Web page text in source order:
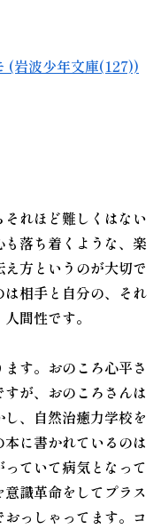
(岩波少年文庫(127))
れほど難しくはない
落ち着くような、楽
方というのが大切で
相手と自分の、それ
間性です。
す。おのころ心平さ
が、おのころさんは
、自然治癒力学校を
に書かれているのは
っていて病気となって
識革命をしてプラス
っしゃってます。コ